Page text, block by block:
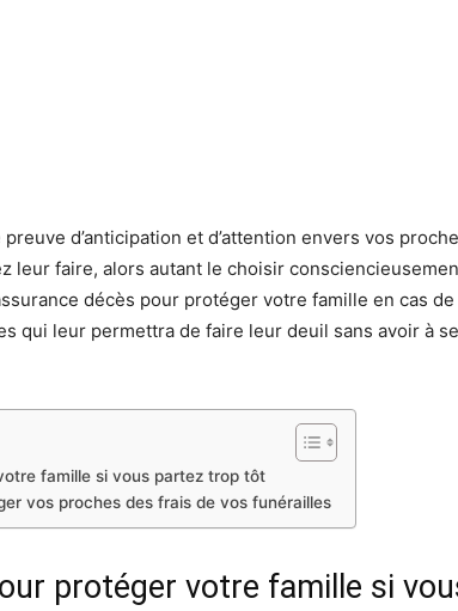
d’anticipation et d’attention envers vos
leur faire, alors autant le choisir
décès pour protéger votre famille en cas
qui leur permettra de faire leur deuil sans avoir à
famille si vous partez trop tôt
vos proches des frais de vos funérailles
protéger votre famille si